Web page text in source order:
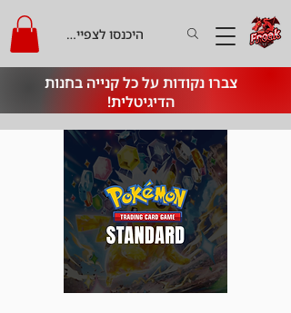
צברו נקודות על כל קנייה בחנות
הדיגיטלית!
היכנסו לצפייה בקרדיט